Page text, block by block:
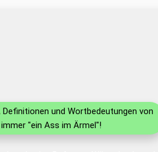
und Wortbedeutungen von
immer "ein Ass im Ärmel"!